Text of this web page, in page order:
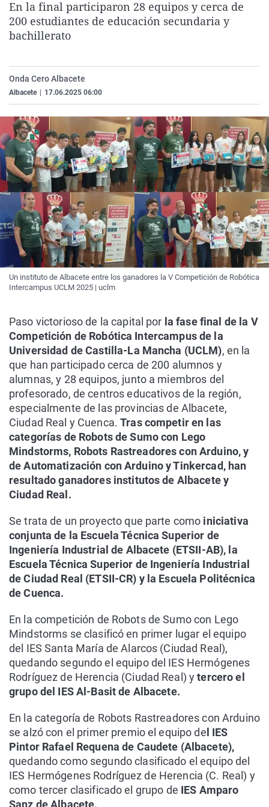
La rosa de los vientos
Gente viajera
Caso
Extremadura
Virales
En la final participaron 28 equipos y cerca de
200 estudiantes de educación secundaria y
bachillerato
Onda Cero Albacete
Albacete 17.06.2025 06:00
Un instituto de Albacete entre los ganadores la V Competición de Robótica
Intercampus UCLM 2025 | uclm
Paso victorioso de la capital por la fase final de la V
Competición de Robótica Intercampus de la
Universidad de Castilla-La Mancha (UCLM), en la
que han participado cerca de 200 alumnos y
alumnas, y 28 equipos, junto a miembros del
profesorado, de centros educativos de la región,
especialmente de las provincias de Albacete,
Ciudad Real y Cuenca.Tras competir en las
categorías de Robots de Sumo con Lego
Mindstorms, Robots Rastreadores con Arduino, y
de Automatización con Arduino y Tinkercad, han
resultado ganadores institutos de Albacete y
Ciudad Real.
Se trata de un proyecto que parte como iniciativa
conjunta de la Escuela Técnica Superior de
Ingeniería Industrial de Albacete (ETSII-AB), la
Escuela Técnica Superior de Ingeniería Industrial
de Ciudad Real (ETSII-CR) y la Escuela Politécnica
de Cuenca.
En la competición de Robots de Sumo con Lego
Mindstorms se clasificó en primer lugar el equipo
del IES Santa María de Alarcos (Ciudad Real),
quedando segundo el equipo del IES Hermógenes
Rodríguez de Herencia (Ciudad Real) ytercero el
grupo del IES Al-Basit de Albacete.
En la categoría de Robots Rastreadores con Arduino
se alzó con el primer premio el equipo de l IES
Pintor Rafael Requena de Caudete (Albacete),
quedando como segundo clasificado el equipo del
IES Hermógenes Rodríguez de Herencia (C. Real) y
como tercer clasificado el grupo de IES Amparo
Sanz de Albacete.